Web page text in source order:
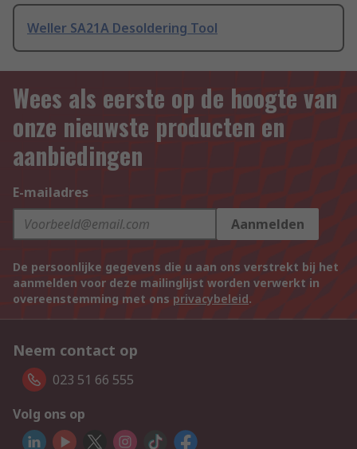
Weller SA21A Desoldering Tool
Wees als eerste op de hoogte van
onze nieuwste producten en
aanbiedingen
E-mailadres
Aanmelden
De persoonlijke gegevens die u aan ons verstrekt bij het
aanmelden voor deze mailinglijst worden verwerkt in
overeenstemming met ons privacybeleid.
Neem contact op
023 51 66 555
Volg ons op